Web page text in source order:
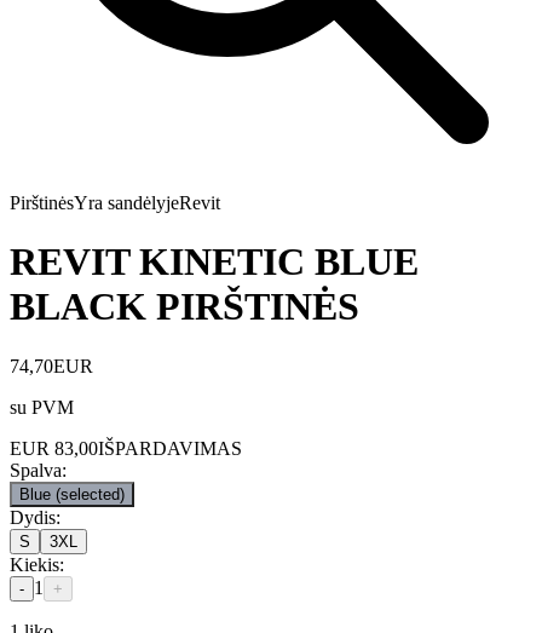
PirštinėsYra sandėlyjeRevit
REVIT KINETIC BLUE
BLACK PIRŠTINĖS
74,70EUR
su PVM
EUR 83,00IŠPARDAVIMAS
Spalva:
Blue (selected)
Dydis:
S 3XL
Kiekis:
- 1 +